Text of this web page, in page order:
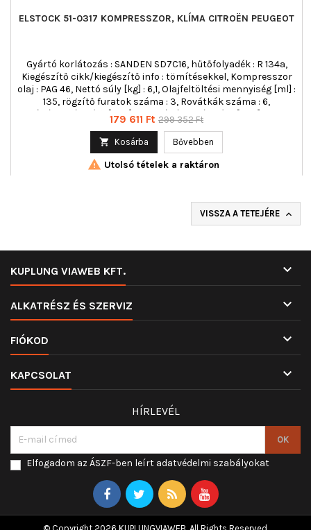
ELSTOCK 51-0317 KOMPRESSZOR, KLÍMA CITROËN PEUGEOT
Gyártó korlátozás : SANDEN SD7C16, hűtőfolyadék : R 134a,
Kiegészítő cikk/kiegészítő info : tömítésekkel, Kompresszor
olaj : PAG 46, Nettó súly [kg] : 6,1, Olajfeltöltési mennyiség [ml] :
135, rögzítő furatok száma : 3, Rovátkák száma : 6,
Szíjtárcsaátmérő [mm] : 119, Szíjtárcsaátmérő [mm] : 119,0,
Tengelykapcsoló-azonosító : Electromagnetic
Ár
179 611 Ft Normál
299 352 Ft
 Kosárba Bővebben
 Utolsó tételek a raktáron
VISSZA A TETEJÉRE 
KUPLUNG VIAWEB KFT. 
ALKATRÉSZ ÉS SZERVIZ 
FIÓKOD 
KAPCSOLAT 
HÍRLEVÉL
Elfogadom az ÁSZF-ben leírt adatvédelmi szabályokat